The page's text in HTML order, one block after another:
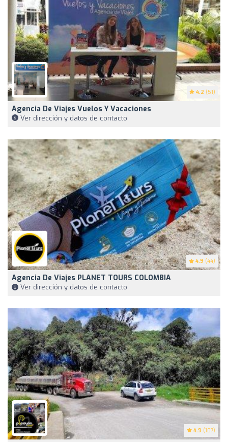
4.2 (51)
Agencia De Viajes Vuelos Y Vacaciones
Ver dirección y datos de contacto
4.9 (44)
Agencia De Viajes PLANET TOURS COLOMBIA
Ver dirección y datos de contacto
4.9 (107)